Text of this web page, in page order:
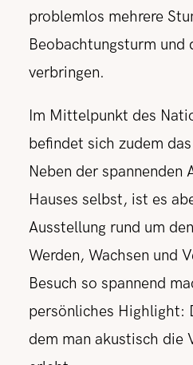
problemlos mehrere
Beobachtungsturm und
verbringen.
Im Mittelpunkt des
befindet sich zudem
Neben der spannenden
Hauses selbst, ist es
Ausstellung rund um
Werden, Wachsen und
Besuch so spannend
persönliches Highlight:
dem man akustisch die